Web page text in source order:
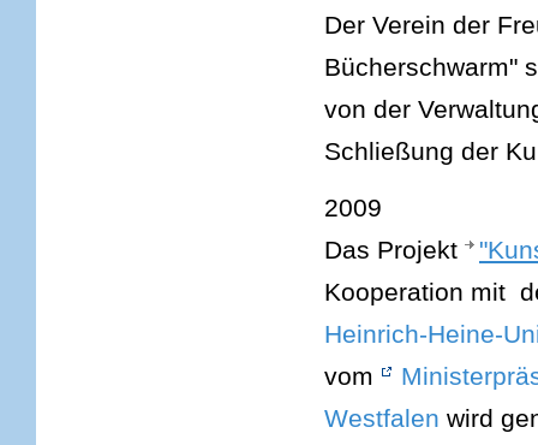
Der Verein der
Bücherschwarm"
von der
Schließung der
2009
Das Projekt
Kooperation mit
Heinrich-Heine-
vom
Westfalen wird